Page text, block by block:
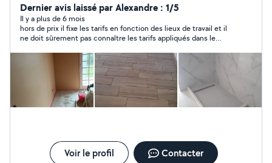
questions ou renseignements
Dernier avis laissé par Alexandre : 1/5
Il y a plus de 6 mois
hors de prix il fixe les tarifs en fonction des lieux de travail et il
ne doit sûrement pas connaître les tarifs appliqués dans le
Voir le profil Contacter